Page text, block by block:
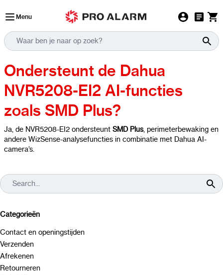
Menu
Ondersteunt de Dahua
NVR5208-EI2 AI-functies
zoals SMD Plus?
Ja, de NVR5208-EI2 ondersteunt SMD Plus, perimeterbewaking en
andere WizSense-analysefuncties in combinatie met Dahua AI-
camera’s.
Categorieën
Contact en openingstijden
Verzenden
Afrekenen
Retourneren